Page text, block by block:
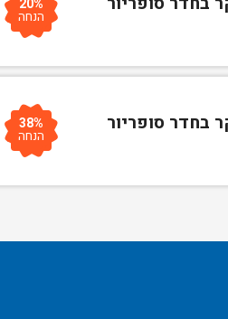
20%
הנחה
38%
הנחה